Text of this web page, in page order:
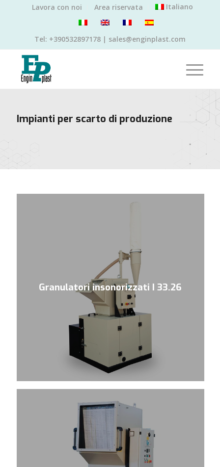
Lavora con noi Area riservata Italiano
Tel: +390532897178 | sales@enginplast.com
Impianti per scarto di produzione
Granulatori insonorizzati I 33.26